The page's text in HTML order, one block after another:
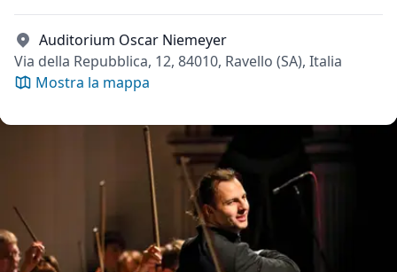
Auditorium Oscar Niemeyer
Via della Repubblica, 12, 84010, Ravello (SA), Italia
Mostra la mappa